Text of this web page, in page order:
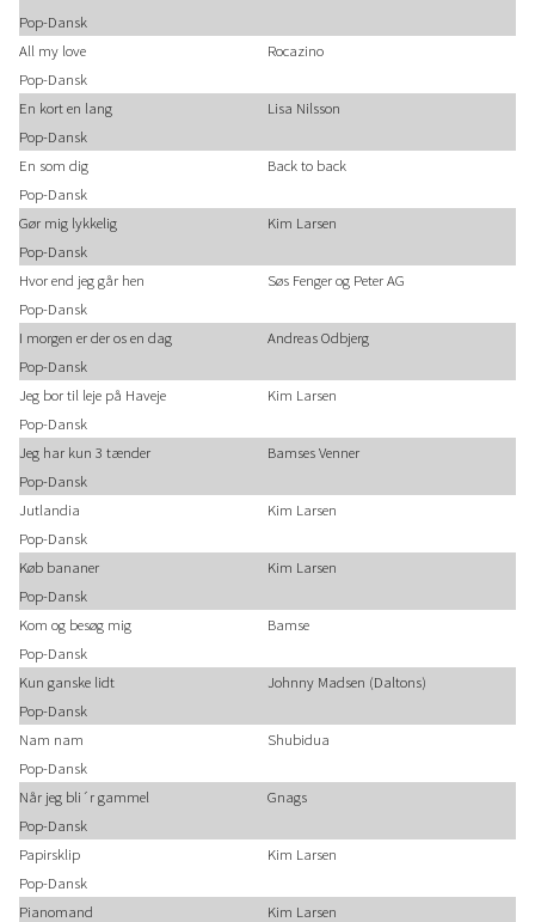
Pop-Dansk
All my love
Rocazino
Pop-Dansk
En kort en lang
Lisa Nilsson
Pop-Dansk
En som dig
Back to back
Pop-Dansk
Gør mig lykkelig
Kim Larsen
Pop-Dansk
Hvor end jeg går hen
Søs Fenger og Peter AG
Pop-Dansk
I morgen er der os en dag
Andreas Odbjerg
Pop-Dansk
Jeg bor til leje på Haveje
Kim Larsen
Pop-Dansk
Jeg har kun 3 tænder
Bamses Venner
Pop-Dansk
Jutlandia
Kim Larsen
Pop-Dansk
Køb bananer
Kim Larsen
Pop-Dansk
Kom og besøg mig
Bamse
Pop-Dansk
Kun ganske lidt
Johnny Madsen (Daltons)
Pop-Dansk
Nam nam
Shubidua
Pop-Dansk
Når jeg bli´r gammel
Gnags
Pop-Dansk
Papirsklip
Kim Larsen
Pop-Dansk
Pianomand
Kim Larsen